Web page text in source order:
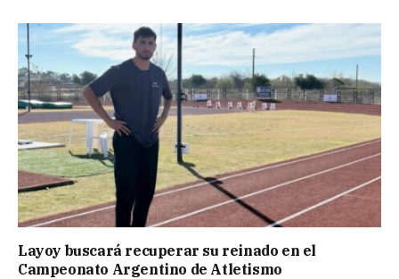
Layoy buscará recuperar su reinado en el
Campeonato Argentino de Atletismo